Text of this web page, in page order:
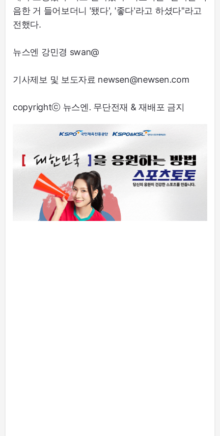
음한 거 들어보더니 '됐다', '좋다'라고 하셨다"라고
전했다.
뉴스엔 강민경 swan@
기사제보 및 보도자료 newsen@newsen.com
copyrightⓒ 뉴스엔. 무단전재 & 재배포 금지